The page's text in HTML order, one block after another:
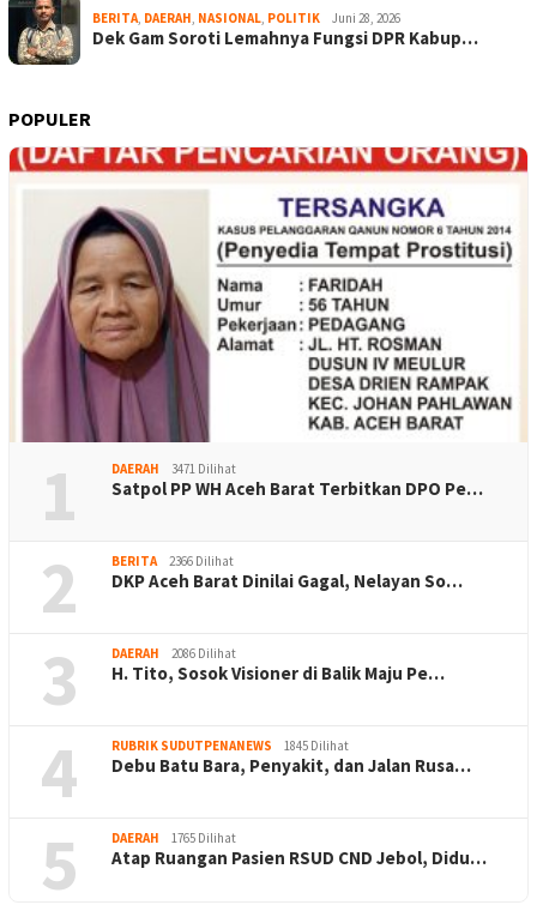
BERITA, DAERAH, NASIONAL, POLITIK Juni 28, 2026
Dek Gam Soroti Lemahnya Fungsi DPR Kabup…
POPULER
1 DAERAH 3471 Dilihat
Satpol PP WH Aceh Barat Terbitkan DPO Pe…
2 BERITA 2366 Dilihat
DKP Aceh Barat Dinilai Gagal, Nelayan So…
3 DAERAH 2086 Dilihat
H. Tito, Sosok Visioner di Balik Maju Pe…
4 RUBRIK SUDUTPENANEWS 1845 Dilihat
Debu Batu Bara, Penyakit, dan Jalan Rusa…
5 DAERAH 1765 Dilihat
Atap Ruangan Pasien RSUD CND Jebol, Didu…